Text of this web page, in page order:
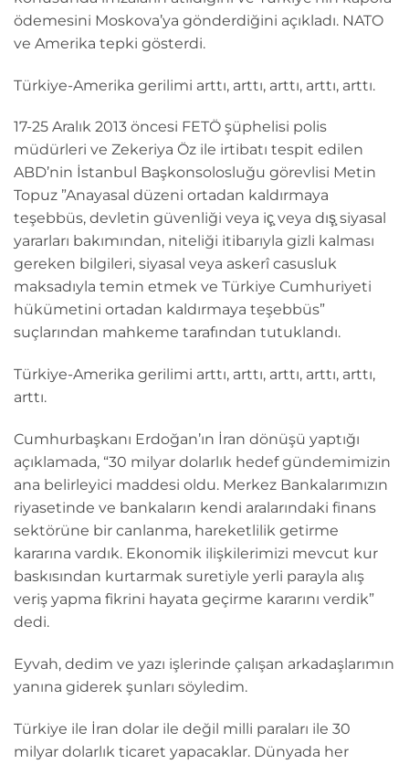
ödemesini Moskova’ya gönderdiğini açıkladı. NATO
ve Amerika tepki gösterdi.
Türkiye-Amerika gerilimi arttı, arttı, arttı, arttı, arttı.
17-25 Aralık 2013 öncesi FETÖ şüphelisi polis
müdürleri ve Zekeriya Öz ile irtibatı tespit edilen
ABD’nin İstanbul Başkonsolosluğu görevlisi Metin
Topuz ”Anayasal düzeni ortadan kaldırmaya
teşebbüs, devletin güvenliği veya iç̧ veya dış̧ siyasal
yararları bakımından, niteliği itibarıyla gizli kalması
gereken bilgileri, siyasal veya askerî casusluk
maksadıyla temin etmek ve Türkiye Cumhuriyeti
hükümetini ortadan kaldırmaya teşebbüs”
suçlarından mahkeme tarafından tutuklandı.
Türkiye-Amerika gerilimi arttı, arttı, arttı, arttı, arttı,
arttı.
Cumhurbaşkanı Erdoğan’ın İran dönüşü yaptığı
açıklamada, “30 milyar dolarlık hedef gündemimizin
ana belirleyici maddesi oldu. Merkez Bankalarımızın
riyasetinde ve bankaların kendi aralarındaki finans
sektörüne bir canlanma, hareketlilik getirme
kararına vardık. Ekonomik ilişkilerimizi mevcut kur
baskısından kurtarmak suretiyle yerli parayla alış
veriş yapma fikrini hayata geçirme kararını verdik”
dedi.
Eyvah, dedim ve yazı işlerinde çalışan arkadaşlarımın
yanına giderek şunları söyledim.
Türkiye ile İran dolar ile değil milli paraları ile 30
milyar dolarlık ticaret yapacaklar. Dünyada her